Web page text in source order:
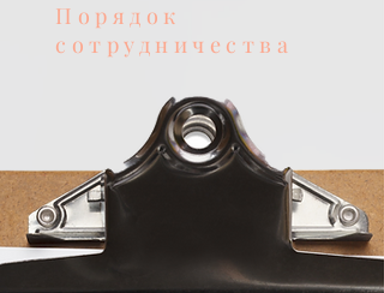
Порядок
сотрудничества